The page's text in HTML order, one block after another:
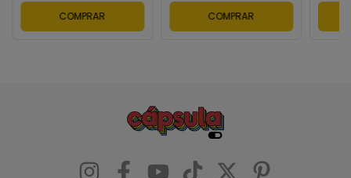
COMPRAR
COMPRAR